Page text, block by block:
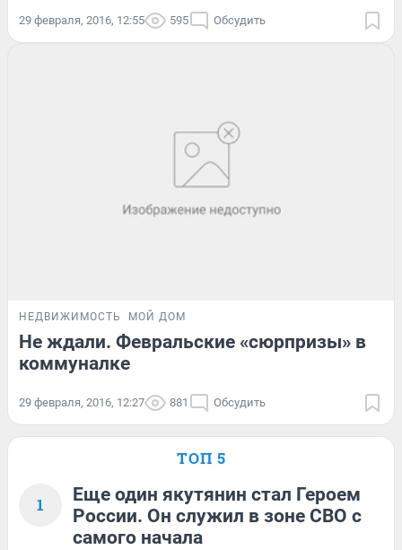
29 февраля, 2016, 12:55 595 Обсудить
НЕДВИЖИМОСТЬ МОЙ ДОМ
Не ждали. Февральские «сюрпризы» в
коммуналке
29 февраля, 2016, 12:27 881 Обсудить
ТОП 5
1
Еще один якутянин стал Героем
России. Он служил в зоне СВО с
самого начала